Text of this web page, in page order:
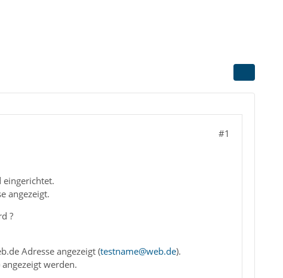
#1
angezeigt.
?
Adresse angezeigt (testname@web.de).
angezeigt werden.